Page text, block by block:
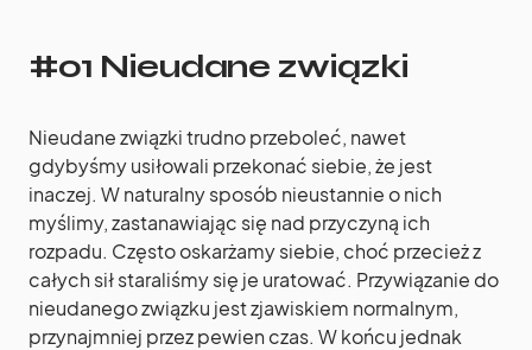
#01 Nieudane związki
Nieudane związki trudno przeboleć, nawet
gdybyśmy usiłowali przekonać siebie, że jest
inaczej. W naturalny sposób nieustannie o nich
myślimy, zastanawiając się nad przyczyną ich
rozpadu. Często oskarżamy siebie, choć przecież z
całych sił staraliśmy się je uratować. Przywiązanie do
nieudanego związku jest zjawiskiem normalnym,
przynajmniej przez pewien czas. W końcu jednak